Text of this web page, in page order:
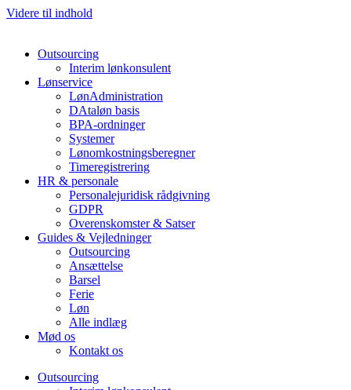
Videre til indhold
Outsourcing
Interim lønkonsulent
Lønservice
LønAdministration
DAtaløn basis
BPA-ordninger
Systemer
Lønomkostningsberegner
Timeregistrering
HR & personale
Personalejuridisk rådgivning
GDPR
Overenskomster & Satser
Guides & Vejledninger
Outsourcing
Ansættelse
Barsel
Ferie
Løn
Alle indlæg
Mød os
Kontakt os
Outsourcing